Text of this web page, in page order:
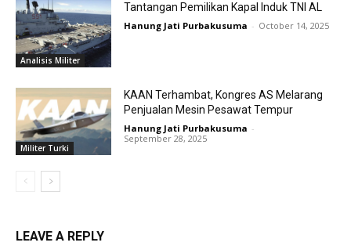
Analisis Militer
Tantangan Pemilikan Kapal Induk TNI AL
Hanung Jati Purbakusuma - October 14, 2025
Militer Turki
KAAN Terhambat, Kongres AS Melarang
Penjualan Mesin Pesawat Tempur
Hanung Jati Purbakusuma -
September 28, 2025
LEAVE A REPLY